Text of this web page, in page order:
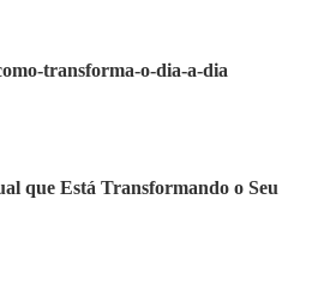
transforma-o-dia-a-dia
que Está Transformando o Seu